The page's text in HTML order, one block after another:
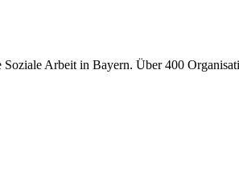
Arbeit in Bayern. Über 400